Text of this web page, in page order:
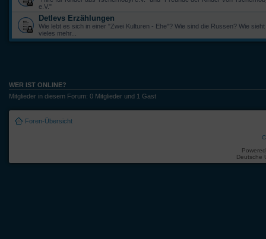
e.V."
Detlevs Erzählungen
Wie lebt es sich in einer "Zwei Kulturen - Ehe"? Wie sind die Russen? Wie
vieles mehr...
WER IST ONLINE?
Mitglieder in diesem Forum: 0 Mitglieder und 1 Gast
Foren-Übersicht
Deutsche